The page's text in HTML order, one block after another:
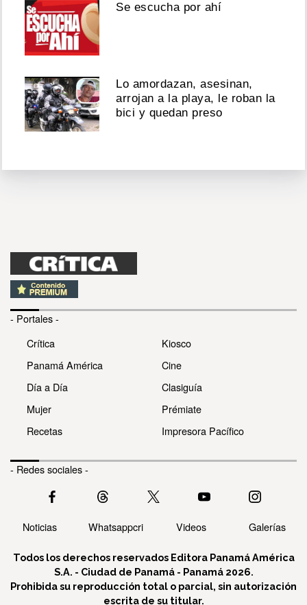
Se escucha por ahí
Lo amordazan, asesinan,
arrojan a la playa, le roban la
bici y quedan preso
- Portales -
Crítica
Panamá América
Día a Día
Mujer
Recetas
Kiosco
Cine
Clasiguía
Prémiate
Impresora Pacífico
- Redes sociales -
Noticias Whatsappcri Videos Galerías
Todos los derechos reservados Editora Panamá América
S.A. - Ciudad de Panamá - Panamá 2026.
Prohibida su reproducción total o parcial, sin autorización
escrita de su titular.